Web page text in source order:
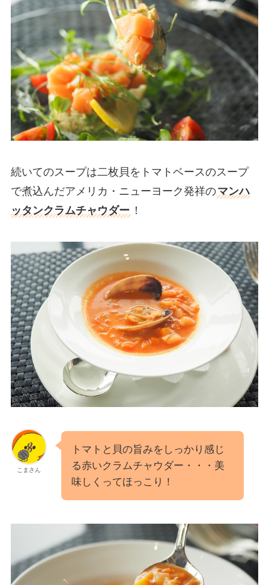
続いてのスープは二枚貝をトマトベースのスープ
で煮込んだアメリカ・ニューヨーク発祥のマンハ
ッタンクラムチャウダー ！
こまさん
トマトと貝の旨みをしっかり感じ
る赤いクラムチャウダー・・・美
味しくってほっこり！